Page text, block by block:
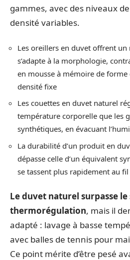
gammes, avec des niveaux
densité variables.
Les oreillers en duvet offrent
s’adapte à la morphologie,
en mousse à mémoire de
densité fixe
Les couettes en duvet naturel
température corporelle que les
synthétiques, en évacuant
La durabilité d’un produit en
dépasse celle d’un équivalent
se tassent plus rapidement au fil
Le duvet naturel surpasse
thermorégulation, mais il
adapté : lavage à basse
avec balles de tennis pour
Ce point mérite d’être pesé